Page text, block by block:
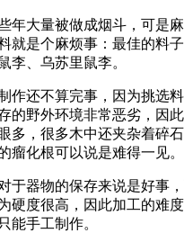
年大量被做成烟斗，可是
就是个麻烦事：最佳的料
李、乌苏里鼠李。
作还不算完事，因为挑选
的野外环境非常恶劣，因
多，很多木中还夹杂着碎
瘤化根可以说是难得一见。
于器物的保存来说是好事
硬度很高，因此加工的难
能手工制作。